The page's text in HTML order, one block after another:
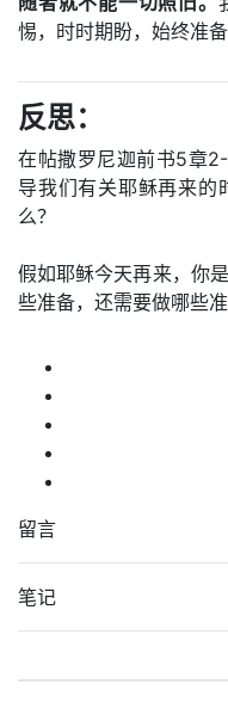
惕，时时期盼，始终准
反思：
在帖撒罗尼迦前书5章
导我们有关耶稣再来的
么？
假如耶稣今天再来，你
些准备，还需要做哪些
留言
笔记